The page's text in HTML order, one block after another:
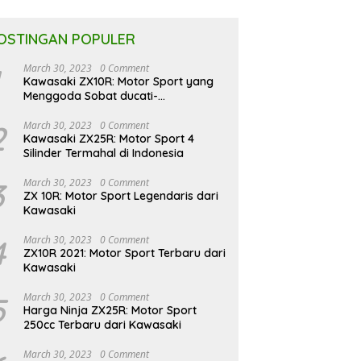
POPULER
March 30, 2023 0 Comment
Kawasaki ZX10R: Motor Sport yang
Menggoda Sobat ducati-
March 30, 2023 0 Comment
Kawasaki ZX25R: Motor Sport 4
Silinder Termahal di Indonesia
March 30, 2023 0 Comment
ZX 10R: Motor Sport Legendaris dari
Kawasaki
March 30, 2023 0 Comment
ZX10R 2021: Motor Sport Terbaru dari
Kawasaki
March 30, 2023 0 Comment
Harga Ninja ZX25R: Motor Sport
250cc Terbaru dari Kawasaki
March 30, 2023 0 Comment